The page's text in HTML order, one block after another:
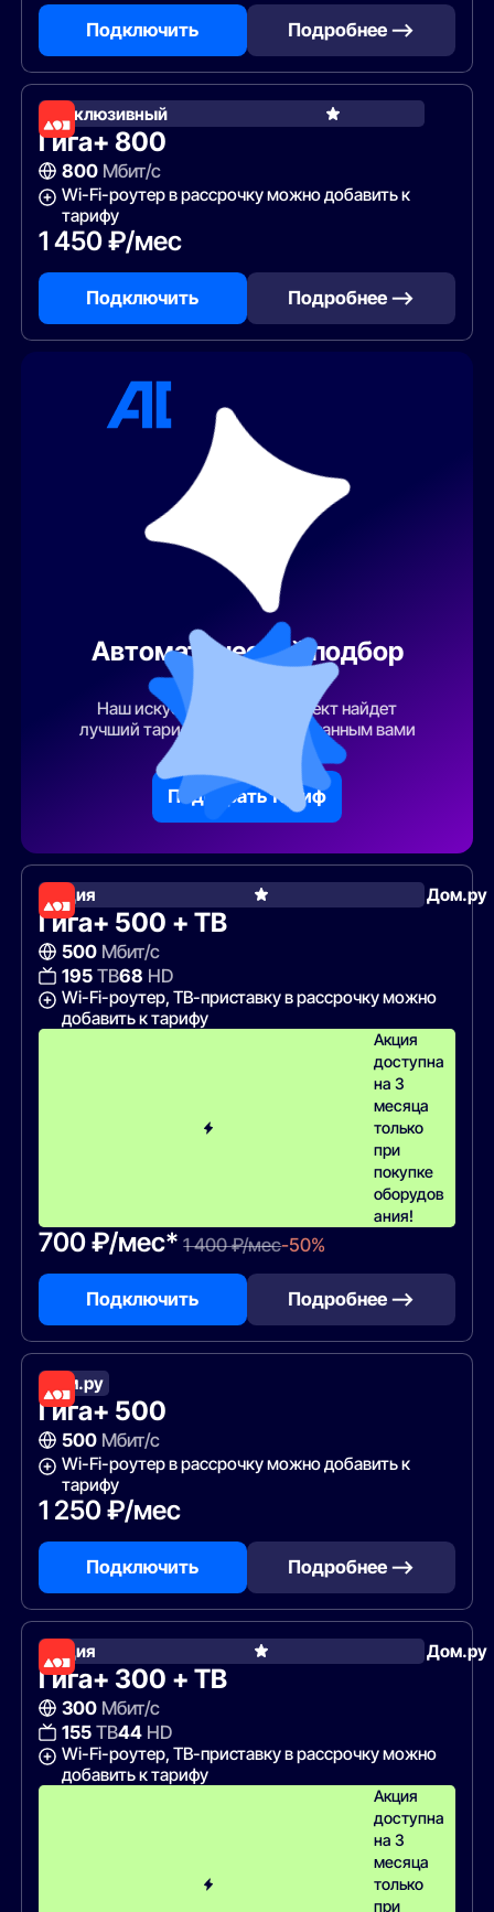
Подключить Подробнее —>
Эксклюзивный
Гига+ 800
800Мбит/с
Wi-Fi-роутер в рассрочку можно добавить к
тарифу
1 450 ₽/мес
Подключить Подробнее —>
Автоматический подбор
Наш искусственный интеллект найдет
лучший тарифный план по указанным вами
Подобрать тариф
Акция Дом.ру
Гига+ 500 + ТВ
500Мбит/с
195ТВ68 HD
Wi-Fi-роутер, ТВ-приставку в рассрочку можно
добавить к тарифу
Акция
доступна
на 3
месяца
только
при
покупке
оборудов
ания!
700 ₽/мес* 1 400 ₽/мес-50%
Подключить Подробнее —>
Дом.ру
Гига+ 500
500Мбит/с
Wi-Fi-роутер в рассрочку можно добавить к
тарифу
1 250 ₽/мес
Подключить Подробнее —>
Акция Дом.ру
Гига+ 300 + ТВ
300Мбит/с
155ТВ44HD
Wi-Fi-роутер, ТВ-приставку в рассрочку можно
добавить к тарифу
Акция
доступна
на 3
месяца
только
при